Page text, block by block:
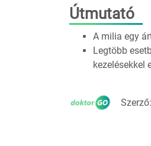
Útmutató
A milia egy
Legtöbb
kezelésekkel
Szerző: